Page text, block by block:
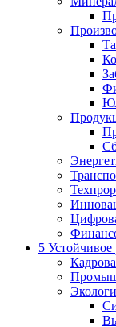
5 Устойчивое